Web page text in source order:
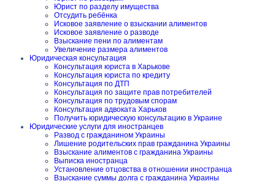
Юрист по разделу имущества
Отсудить ребёнка
Исковое заявление о взыскании алиментов
Исковое заявление о разводе
Взыскание пени по алиментам
Увеличение размера алиментов
Юридическая консультация
Консультация юриста в Харькове
Консультация юриста по кредиту
Консультация по ДТП
Консультация по защите прав потребителей
Консультация по трудовым спорам
Консультация адвоката Харьков
Получить юридическую консультацию в Украине
Юридические услуги для иностранцев
Развод с гражданином Украины
Лишение родительских прав гражданина Украины
Взыскание алиментов с гражданина Украины
Выписка иностранца
Установление отцовства в отношении иностранца
Взыскание суммы долга с гражданина Украины